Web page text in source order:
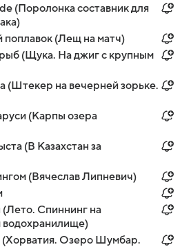
(Поролонка составник для
поплавок (Лещ на матч)
(Щука. На джиг с крупным
(Штекер на вечерней зорьке.
(Карпы озера
(В Казахстан за
(Вячеслав Липневич)
Спиннинг на
(Хорватия. Озеро Шумбар.